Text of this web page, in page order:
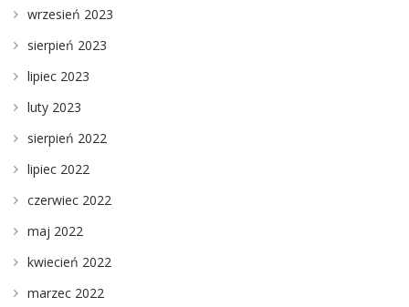
wrzesień 2023
sierpień 2023
lipiec 2023
luty 2023
sierpień 2022
lipiec 2022
czerwiec 2022
maj 2022
kwiecień 2022
marzec 2022